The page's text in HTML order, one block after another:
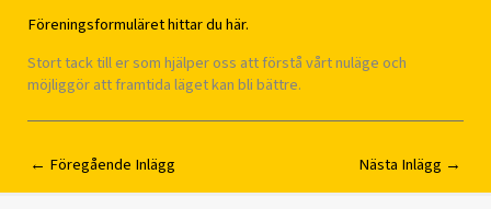
Föreningsformuläret hittar du här.
Stort tack till er som hjälper oss att förstå vårt nuläge och
möjliggör att framtida läget kan bli bättre.
← Föregående Inlägg Nästa Inlägg →